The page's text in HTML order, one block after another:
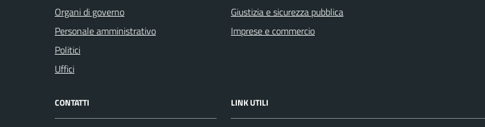
Organi di governo
Personale amministrativo
Politici
Uffici
Giustizia e sicurezza pubblica
Imprese e commercio
CONTATTI LINK UTILI